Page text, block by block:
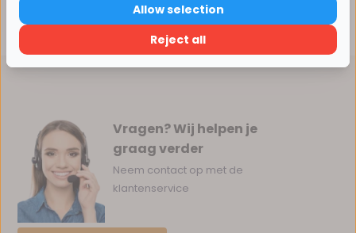
Delen
Vragen? Wij helpen je
graag verder
Neem contact op met de
klantenservice
Verder winkelen
Reject all
Allow selection